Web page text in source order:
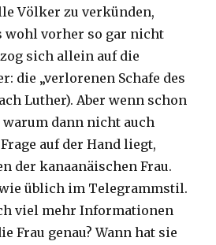
Völker zu verkünden,
wohl vorher so gar nicht
sich allein auf die
die „verlorenen Schafe des
Luther). Aber wenn schon
warum dann nicht auch
auf der Hand liegt,
der kanaanäischen Frau.
üblich im Telegrammstil.
viel mehr Informationen
Frau genau? Wann hat sie